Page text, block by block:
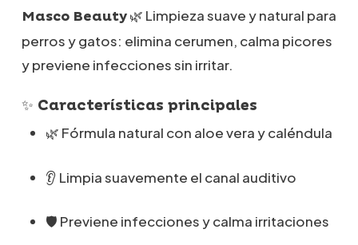
Masco Beauty🌿 Limpieza suave y natural para
perros y gatos: elimina cerumen, calma picores
y previene infecciones sin irritar.
✨ Características principales
🌿 Fórmula natural con aloe vera y caléndula
👂 Limpia suavemente el canal auditivo
🛡️ Previene infecciones y calma irritaciones